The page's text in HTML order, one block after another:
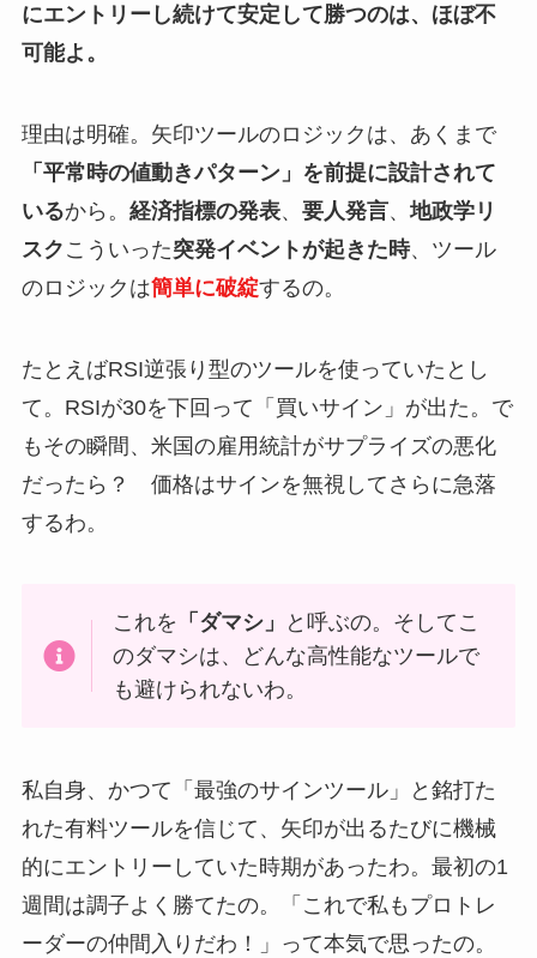
にエントリーし続けて安定して勝つのは、ほぼ不
可能よ。
理由は明確。矢印ツールのロジックは、あくまで
「平常時の値動きパターン」を前提に設計されて
いるから。 経済指標の発表、 要人発言、地政学リ
スク こういった突発イベントが起きた時、ツール
のロジックは簡単に破綻するの。
たとえばRSI逆張り型のツールを使っていたとし
て。RSIが30を下回って「買いサイン」が出た。で
もその瞬間、米国の雇用統計がサプライズの悪化
だったら？ 価格はサインを無視してさらに急落
するわ。
これを 「ダマシ」
と呼ぶの。そしてこ
のダマシは、どんな高性能なツールで
も避けられないわ。
私自身、かつて「最強のサインツール」と銘打た
れた有料ツールを信じて、矢印が出るたびに機械
的にエントリーしていた時期があったわ。最初の1
週間は調子よく勝てたの。「これで私もプロトレ
ーダーの仲間入りだわ！」って本気で思ったの。